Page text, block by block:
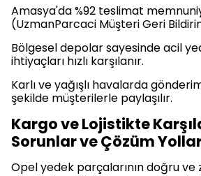
Amasya'da %92 teslimat
(UzmanParcaci Müşteri Geri
Bölgesel depolar sayesinde acil
ihtiyaçları hızlı karşılanır.
Karlı ve yağışlı havalarda
şekilde müşterilerle paylaşılır.
Kargo ve Lojistikte
Sorunlar ve Çözüm
Opel yedek parçalarının doğru ve